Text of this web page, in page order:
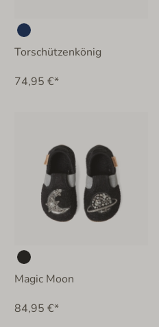
Torschützenkönig
74,95 €*
Magic Moon
84,95 €*